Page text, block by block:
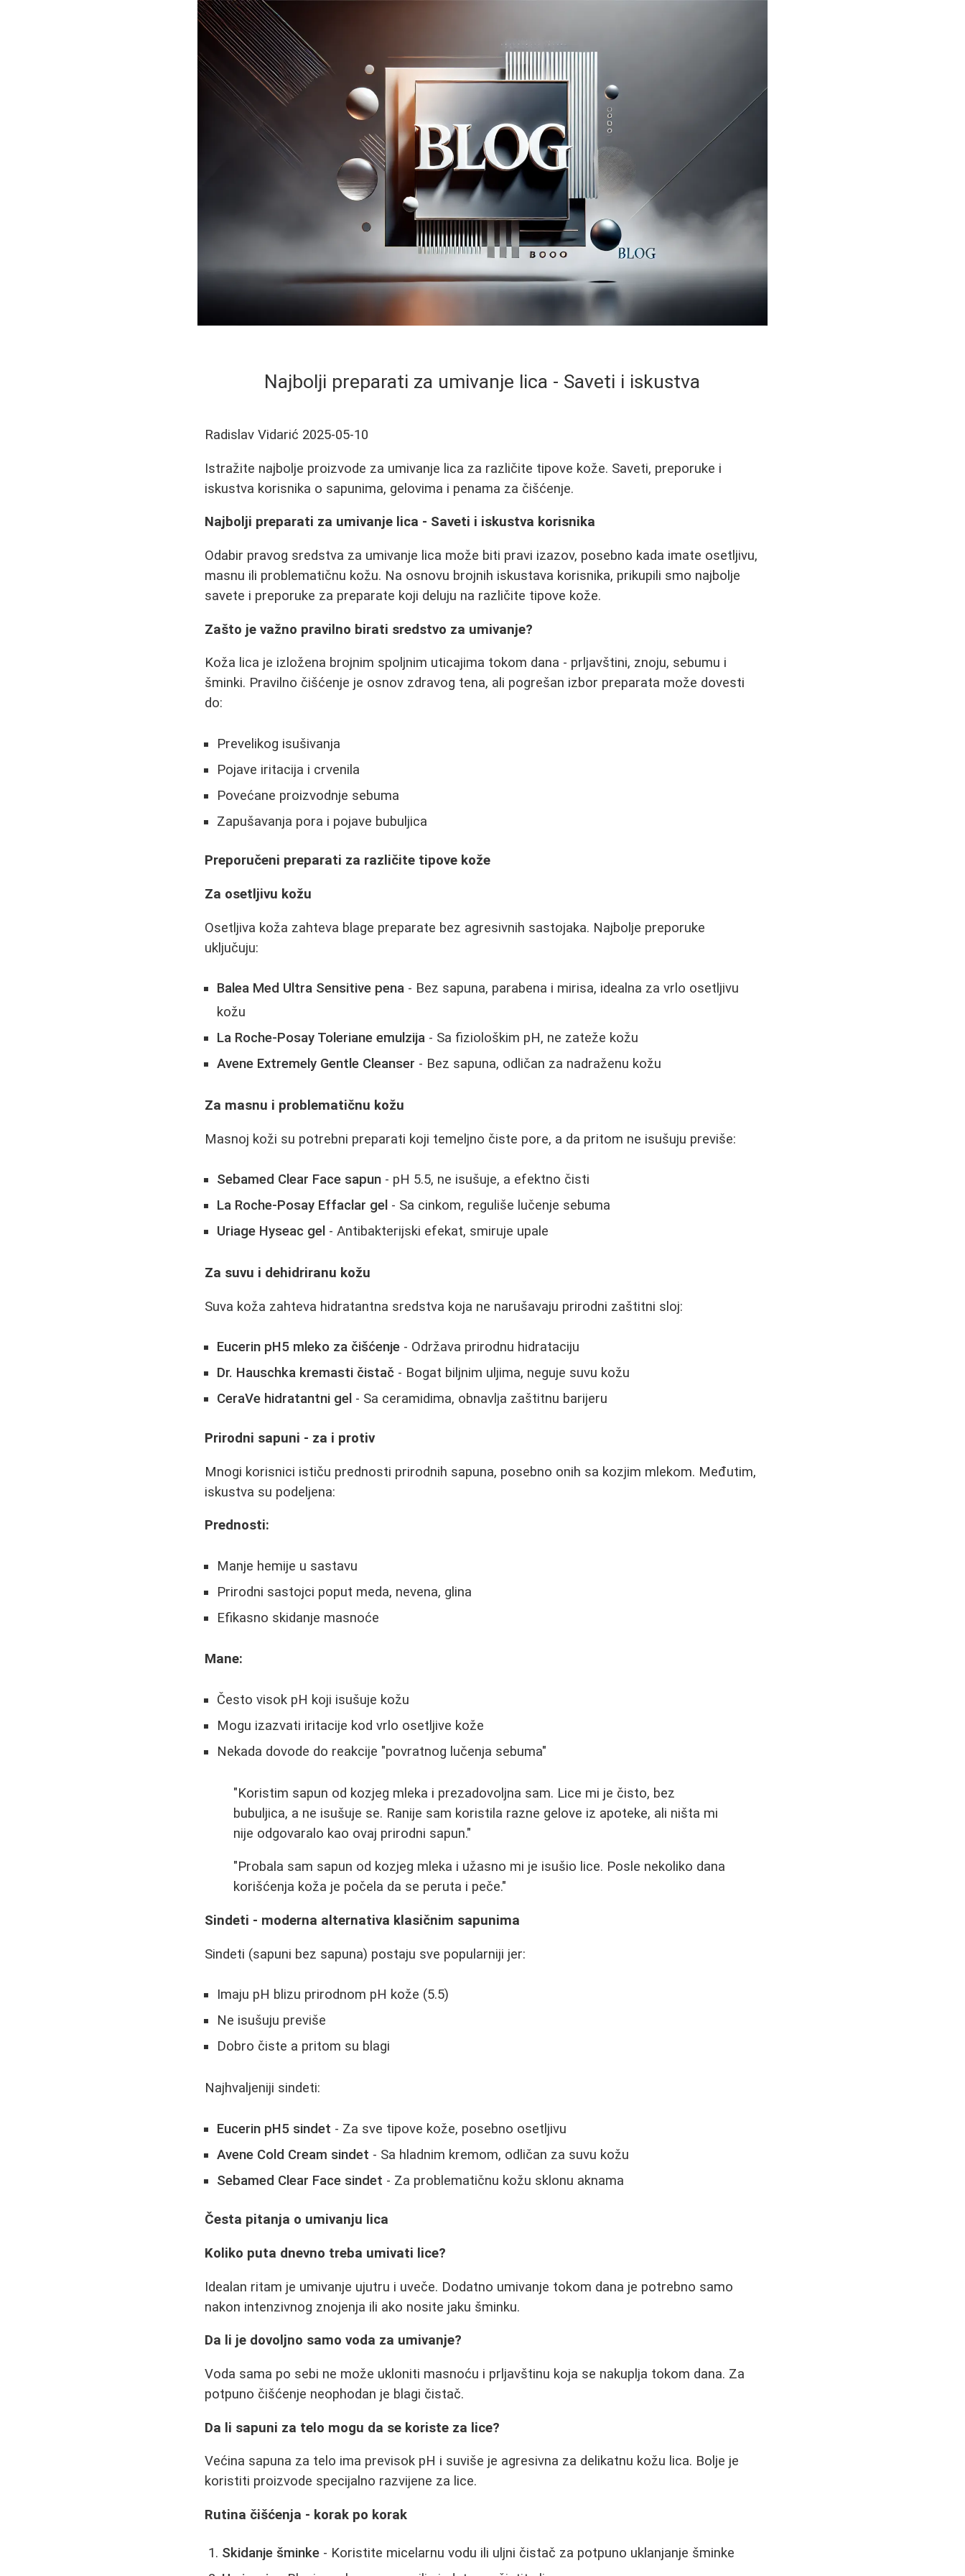
Najbolji preparati za umivanje lica - Saveti i iskustva
Radislav Vidarić 2025-05-10
Istražite najbolje proizvode za umivanje lica za različite tipove kože. Saveti, preporuke i
iskustva korisnika o sapunima, gelovima i penama za čišćenje.
Najbolji preparati za umivanje lica - Saveti i iskustva korisnika
Odabir pravog sredstva za umivanje lica može biti pravi izazov, posebno kada imate osetljivu,
masnu ili problematičnu kožu. Na osnovu brojnih iskustava korisnika, prikupili smo najbolje
savete i preporuke za preparate koji deluju na različite tipove kože.
Zašto je važno pravilno birati sredstvo za umivanje?
Koža lica je izložena brojnim spoljnim uticajima tokom dana - prljavštini, znoju, sebumu i
šminki. Pravilno čišćenje je osnov zdravog tena, ali pogrešan izbor preparata može dovesti
do:
Prevelikog isušivanja
Pojave iritacija i crvenila
Povećane proizvodnje sebuma
Zapušavanja pora i pojave bubuljica
Preporučeni preparati za različite tipove kože
Za osetljivu kožu
Osetljiva koža zahteva blage preparate bez agresivnih sastojaka. Najbolje preporuke
uključuju:
Balea Med Ultra Sensitive pena - Bez sapuna, parabena i mirisa, idealna za vrlo osetljivu
kožu
La Roche-Posay Toleriane emulzija - Sa fiziološkim pH, ne zateže kožu
Avene Extremely Gentle Cleanser - Bez sapuna, odličan za nadraženu kožu
Za masnu i problematičnu kožu
Masnoj koži su potrebni preparati koji temeljno čiste pore, a da pritom ne isušuju previše:
Sebamed Clear Face sapun - pH 5.5, ne isušuje, a efektno čisti
La Roche-Posay Effaclar gel - Sa cinkom, reguliše lučenje sebuma
Uriage Hyseac gel - Antibakterijski efekat, smiruje upale
Za suvu i dehidriranu kožu
Suva koža zahteva hidratantna sredstva koja ne narušavaju prirodni zaštitni sloj:
Eucerin pH5 mleko za čišćenje - Održava prirodnu hidrataciju
Dr. Hauschka kremasti čistač - Bogat biljnim uljima, neguje suvu kožu
CeraVe hidratantni gel - Sa ceramidima, obnavlja zaštitnu barijeru
Prirodni sapuni - za i protiv
Mnogi korisnici ističu prednosti prirodnih sapuna, posebno onih sa kozjim mlekom. Međutim,
iskustva su podeljena:
Prednosti:
Manje hemije u sastavu
Prirodni sastojci poput meda, nevena, glina
Efikasno skidanje masnoće
Mane:
Često visok pH koji isušuje kožu
Mogu izazvati iritacije kod vrlo osetljive kože
Nekada dovode do reakcije "povratnog lučenja sebuma"
"Koristim sapun od kozjeg mleka i prezadovoljna sam. Lice mi je čisto, bez
bubuljica, a ne isušuje se. Ranije sam koristila razne gelove iz apoteke, ali ništa mi
nije odgovaralo kao ovaj prirodni sapun."
"Probala sam sapun od kozjeg mleka i užasno mi je isušio lice. Posle nekoliko dana
korišćenja koža je počela da se peruta i peče."
Sindeti - moderna alternativa klasičnim sapunima
Sindeti (sapuni bez sapuna) postaju sve popularniji jer:
Imaju pH blizu prirodnom pH kože (5.5)
Ne isušuju previše
Dobro čiste a pritom su blagi
Najhvaljeniji sindeti:
Eucerin pH5 sindet - Za sve tipove kože, posebno osetljivu
Avene Cold Cream sindet - Sa hladnim kremom, odličan za suvu kožu
Sebamed Clear Face sindet - Za problematičnu kožu sklonu aknama
Česta pitanja o umivanju lica
Koliko puta dnevno treba umivati lice?
Idealan ritam je umivanje ujutru i uveče. Dodatno umivanje tokom dana je potrebno samo
nakon intenzivnog znojenja ili ako nosite jaku šminku.
Da li je dovoljno samo voda za umivanje?
Voda sama po sebi ne može ukloniti masnoću i prljavštinu koja se nakuplja tokom dana. Za
potpuno čišćenje neophodan je blagi čistač.
Da li sapuni za telo mogu da se koriste za lice?
Većina sapuna za telo ima previsok pH i suviše je agresivna za delikatnu kožu lica. Bolje je
koristiti proizvode specijalno razvijene za lice.
Rutina čišćenja - korak po korak
Skidanje šminke - Koristite micelarnu vodu ili uljni čistač za potpuno uklanjanje šminke